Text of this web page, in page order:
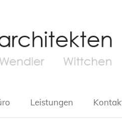
Leistungen